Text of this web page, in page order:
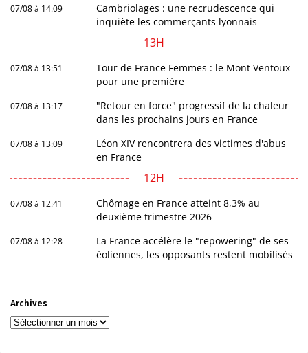
07/08 à 14:09
Cambriolages : une recrudescence qui
inquiète les commerçants lyonnais
13H
07/08 à 13:51
Tour de France Femmes : le Mont Ventoux
pour une première
07/08 à 13:17
"Retour en force" progressif de la chaleur
dans les prochains jours en France
07/08 à 13:09
Léon XIV rencontrera des victimes d'abus
en France
12H
07/08 à 12:41
Chômage en France atteint 8,3% au
deuxième trimestre 2026
07/08 à 12:28
La France accélère le "repowering" de ses
éoliennes, les opposants restent mobilisés
Archives
Archives